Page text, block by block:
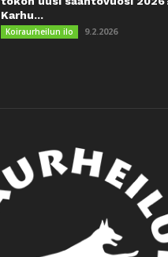
Karhu...
Koiraurheilun ilo 9.2.2026